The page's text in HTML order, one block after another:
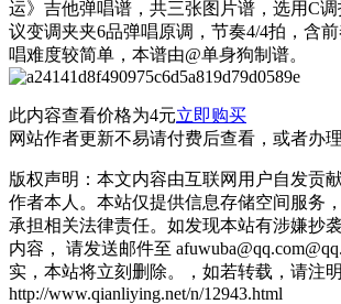
运》吉他弹唱谱，共三张图片谱，选用C
议变调夹夹6品弹唱原调，节奏4/4拍，含
唱难度较简单，本谱由@单身狗制谱。
此内容查看价格为4元立即购买
网站作者更新不易请付费后查看，或者办
版权声明：本文内容由互联网用户自发贡
作者本人。本站仅提供信息存储空间服务
承担相关法律责任。如发现本站有涉嫌抄
内容， 请发送邮件至
实，本站将立刻删除。，如若转载，请注明
http://www.qianliying.net/n/12943.html